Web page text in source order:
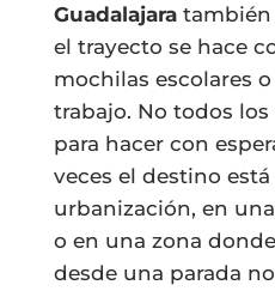
Guadalajaratambién
el trayecto se hace
mochilas escolares
trabajo. No todos
para hacer con
veces el destino
urbanización, en
o en una zona
desde una parada